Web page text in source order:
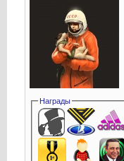
Награды